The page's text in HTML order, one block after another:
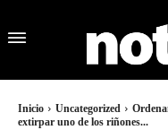
Inicio Uncategorized
extirpar uno de los riñones...